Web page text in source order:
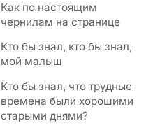
Как по настоящим
чернилам на странице
Кто бы знал, кто бы знал,
мой малыш
Кто бы знал, что трудные
времена были хорошими
старыми днями?